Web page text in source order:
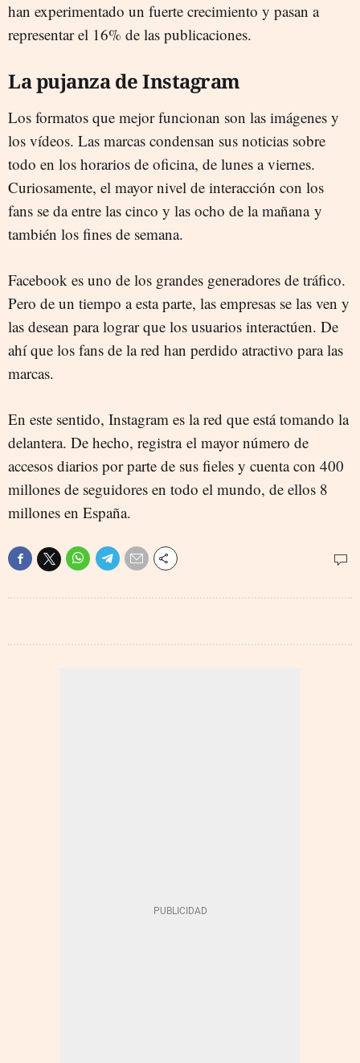
han experimentado un fuerte crecimiento y pasan a
representar el 16% de las publicaciones.
La pujanza de Instagram
Los formatos que mejor funcionan son las imágenes y
los vídeos. Las marcas condensan sus noticias sobre
todo en los horarios de oficina, de lunes a viernes.
Curiosamente, el mayor nivel de interacción con los
fans se da entre las cinco y las ocho de la mañana y
también los fines de semana.
Facebook es uno de los grandes generadores de tráfico.
Pero de un tiempo a esta parte, las empresas se las ven y
las desean para lograr que los usuarios interactúen. De
ahí que los fans de la red han perdido atractivo para las
marcas.
En este sentido, Instagram es la red que está tomando la
delantera. De hecho, registra el mayor número de
accesos diarios por parte de sus fieles y cuenta con 400
millones de seguidores en todo el mundo, de ellos 8
millones en España.